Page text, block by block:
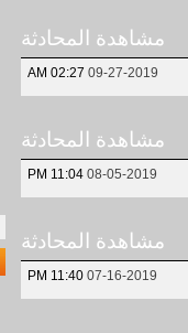
مشاهدة المحادثة
09-27-2019
02:27 AM
مشاهدة المحادثة
08-05-2019
11:04 PM
مشاهدة المحادثة
07-16-2019
11:40 PM